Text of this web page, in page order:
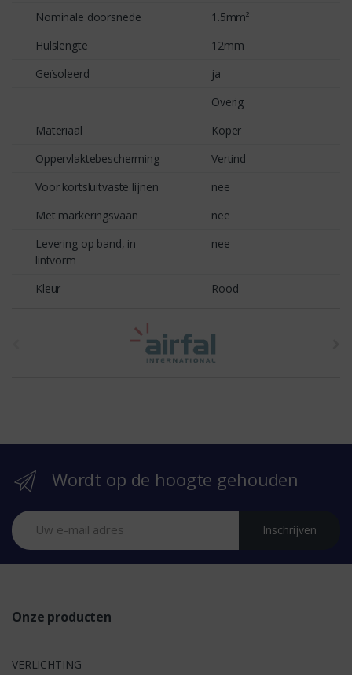
Nominale doorsnede
1.5mm²
Hulslengte
12mm
Geïsoleerd
ja
Overig
Materiaal
Koper
Oppervlaktebescherming
Vertind
Voor kortsluitvaste lijnen
nee
Met markeringsvaan
nee
Levering op band, in
lintvorm
nee
Kleur Rood
r
Wordt op de hoogte gehouden
Inschrijven
Onze producten
VERLICHTING